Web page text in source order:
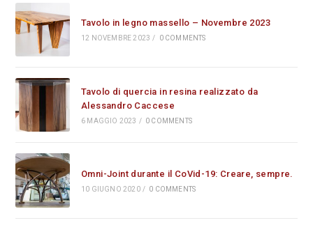
Tavolo in legno massello – Novembre 2023
12 NOVEMBRE 2023 / 0 COMMENTS
Tavolo di quercia in resina realizzato da
Alessandro Caccese
6 MAGGIO 2023 / 0 COMMENTS
Omni-Joint durante il CoVid-19: Creare, sempre.
10 GIUGNO 2020 / 0 COMMENTS